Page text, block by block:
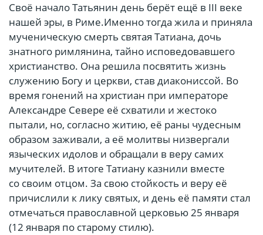
Своё начало Татьянин день берёт ещё в III веке
нашей эры, в Риме.Именно тогда жила и приняла
мученическую смерть святая Татиана, дочь
знатного римлянина, тайно исповедовавшего
христианство. Она решила посвятить жизнь
служению Богу и церкви, став диакониссой. Во
время гонений на христиан при императоре
Александре Севере её схватили и жестоко
пытали, но, согласно житию, её раны чудесным
образом заживали, а её молитвы низвергали
языческих идолов и обращали в веру самих
мучителей. В итоге Татиану казнили вместе
со своим отцом. За свою стойкость и веру её
причислили к лику святых, и день её памяти стал
отмечаться православной церковью 25 января
(12 января по старому стилю).